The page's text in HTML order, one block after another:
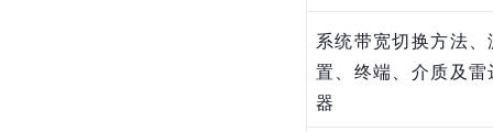
系统带宽切换方法、
置、终端、介质及雷
器